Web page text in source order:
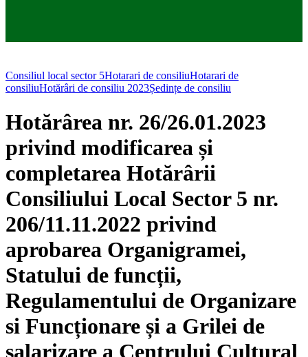
Consiliul local sector 5Hotarari de consiliuHotarari de
consiliuHotărâri de consiliu 2023Ședințe de consiliu
Hotărârea nr. 26/26.01.2023
privind modificarea și
completarea Hotărârii
Consiliului Local Sector 5 nr.
206/11.11.2022 privind
aprobarea Organigramei,
Statului de funcții,
Regulamentului de Organizare
si Funcționare și a Grilei de
salarizare a Centrului Cultural